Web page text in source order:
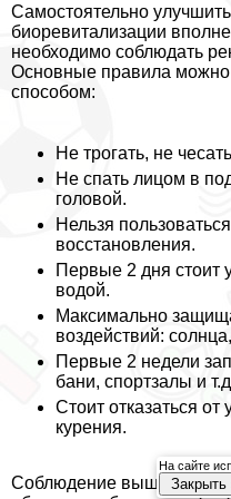
Самостоятельно
биоревитализации
необходимо соблюдать
Основные правила
способом:
Не трогать, не
Не спать лицом в
головой.
Нельзя
восстановления.
Первые 2 дня стоит
водой.
Максимально
воздействий:
Первые 2 недели
бани, спортзалы и
Стоит отказаться от
курения.
Соблюдение
На сайте